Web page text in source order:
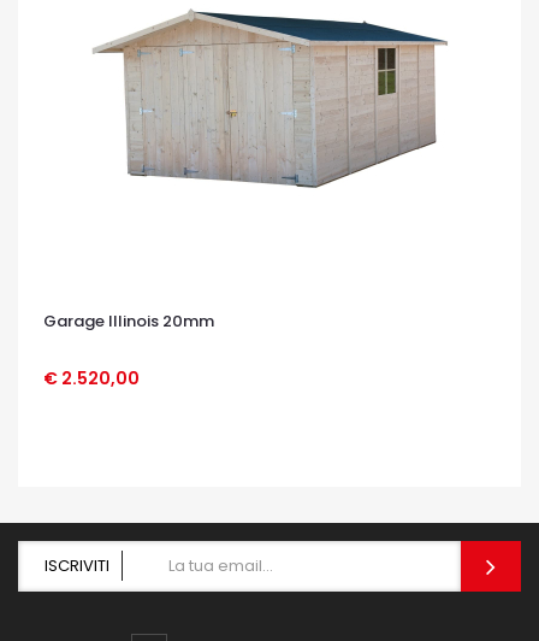
Garage Illinois 20mm
€ 2.520,00
OCCHIATA VELOCE
ISCRIVITI